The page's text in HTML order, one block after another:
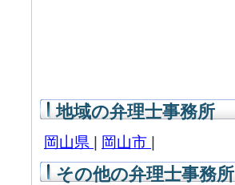
地域の弁理士事務所
岡山県 岡山市
その他の弁理士事務所